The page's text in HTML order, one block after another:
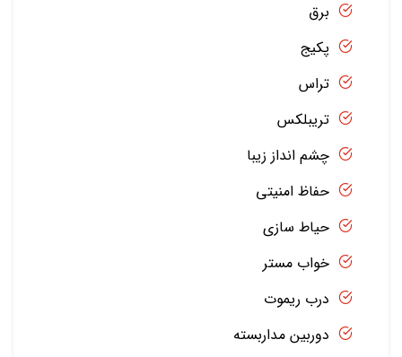
برق
پکیج
تراس
تریبلکس
چشم انداز زیبا
حفاظ امنیتی
حیاط سازی
خواب مستر
درب ریموت
دوربین مداربسته